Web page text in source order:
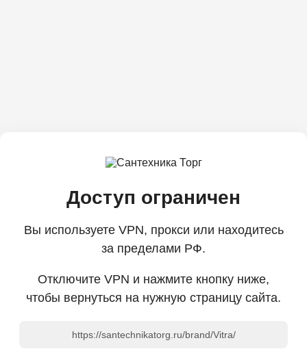
Доступ ограничен
Вы используете VPN, прокси или находитесь
за пределами РФ.
Отключите VPN и нажмите кнопку ниже,
чтобы вернуться на нужную страницу сайта.
https://santechnikatorg.ru/brand/Vitra/